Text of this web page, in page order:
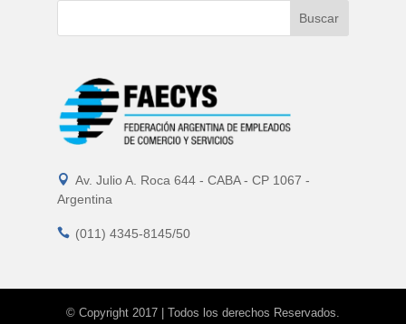
 Av. Julio A. Roca 644 - CABA - CP 1067 -
Argentina
 (011) 4345-8145/50
© Copyright 2017 | Todos los derechos Reservados.